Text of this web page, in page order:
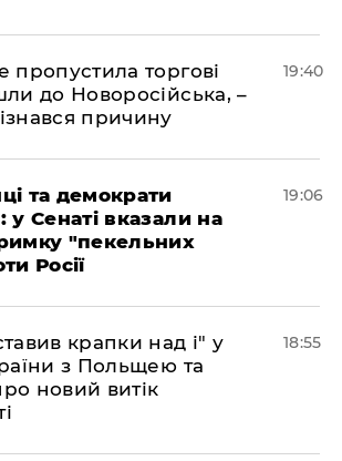
пропустила торгові
до Новоросійська, –
причину
19:40
та демократи
у Сенаті вказали на
"пекельних
Росії
19:06
крапки над і" у
з Польщею та
новий витік
18:55